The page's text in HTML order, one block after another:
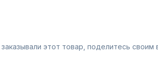
этот товар, поделитесь